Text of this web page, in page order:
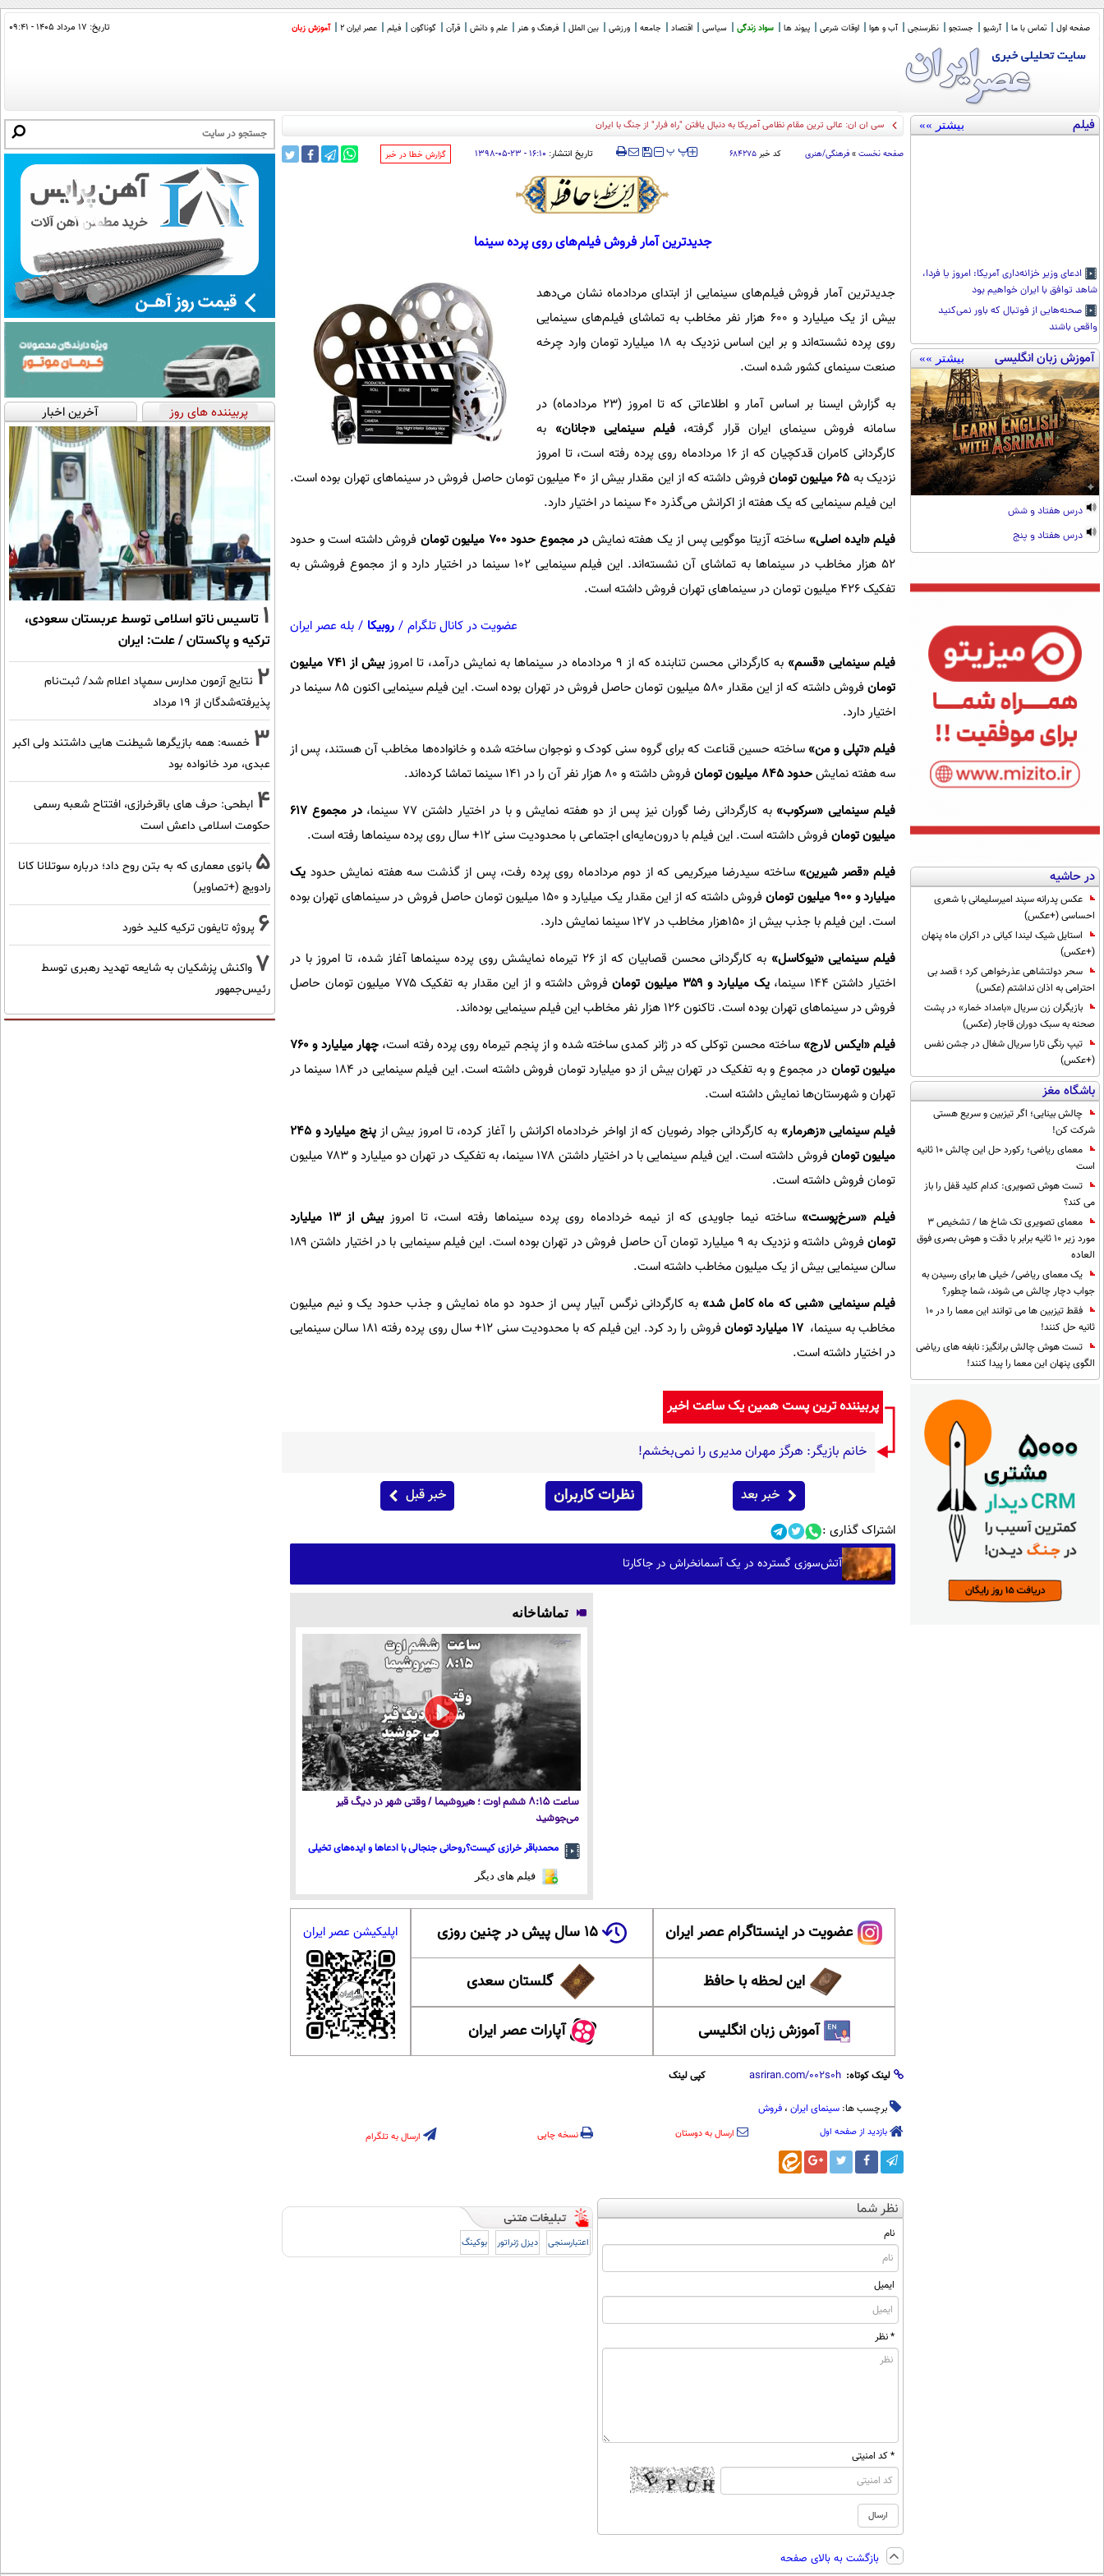
صفحه اول تماس با ما آرشیو جستجو نظرسنجی آب و هوا اوقات شرعی پیوند ها سواد زندگی سیاسی اقتصاد جامعه ورزشی بین الملل فرهنگ و هنر علم و دانش قرآن گوناگون فیلم عصر ایران 2 آموزش زبان تاریخ: ۱۷ مرداد ۱۴۰۵ - ۰۹:۴۱
فیلم بیشتر »»
ادعای وزیر خزانه‌داری آمریکا: امروز یا فردا،
شاهد توافق با ایران خواهیم بود
صحنه‌هایی از فوتبال که باور نمی‌کنید
واقعی باشند
آموزش زبان انگلیسی بیشتر »»
درس هفتاد و شش
درس هفتاد و پنج
در حاشیه
عکس پدرانه سپند امیرسلیمانی با شعری
احساسی (+عکس)
استایل شیک لیندا کیانی در اکران ماه پنهان
(+عکس)
سحر دولتشاهی عذرخواهی کرد ؛ قصد بی
احترامی به اذان نداشتم (عکس)
بازیگران زن سریال «بامداد خمار» در پشت
صحنه به سبک دوران قاجار (عکس)
تیپ رنگی تارا سریال شغال در جشن نفس
(+عکس)
باشگاه مغز
چالش بینایی؛ اگر تیزبین و سریع هستی
شرکت کن!
معمای ریاضی؛ رکورد حل این چالش 10 ثانیه
است
تست هوش تصویری: کدام کلید قفل را باز
می کند؟
معمای تصویری تک شاخ ها / تشخیص 3
مورد زیر 10 ثانیه برابر با دقت و هوش بصری فوق
العاده
یک معمای ریاضی/ خیلی ها برای رسیدن به
جواب دچار چالش می شوند، شما چطور؟
فقط تیزبین ها می توانند این معما را در 10
ثانیه حل کنند!
تست هوش چالش برانگیز: نابغه های ریاضی
الگوی پنهان این معما را پیدا کنند!
نظر _
صفحه نخست » فرهنگی/هنری کد خبر۶۸۴۲۷۵ ‍‍‍ پ پ تاریخ انتشار: ۱۶:۱۰ - ۲۳-۰۵-۱۳۹۸ ‌گزارش خطا در خبر
جدیدترین آمار فروش فیلم‌های روی پرده سینما
جدیدترین آمار فروش فیلم‌های سینمایی از ابتدای مردادماه نشان می‌دهد
بیش از یک میلیارد و ۶۰۰ هزار نفر مخاطب به تماشای فیلم‌های سینمایی
روی پرده نشسته‌اند و بر این اساس نزدیک به ۱۸ میلیارد تومان وارد چرخه
صنعت سینمای کشور شده است.
به گزارش ایسنا بر اساس آمار و اطلاعاتی که تا امروز (۲۳ مردادماه) در
سامانه فروش سینمای ایران قرار گرفته،فیلم سینمایی «جانان» به
کارگردانی کامران قدکچیان که از ۱۶ مردادماه روی پرده رفته است، تا امروز
نزدیک به ۶۵ میلیون تومان
فروش داشته که از این مقدار بیش از ۴۰ میلیون تومان حاصل فروش در سینماهای تهران بوده است.
این فیلم سینمایی که یک هفته از اکرانش می‌گذرد ۴۰ سینما در اختیار دارد.
فیلم «ایده اصلی» ساخته آزیتا موگویی پس از یک هفته نمایش در مجموع حدود ۷۰۰ میلیون تومان
فروش داشته است و حدود
۵۲ هزار مخاطب در سینماها به تماشای آن نشسته‌اند. این فیلم سینمایی ۱۰۲ سینما در اختیار دارد و از مجموع فروشش به
تفکیک ۴۲۶ میلیون تومان در سینماهای تهران فروش داشته است.
عضویت در کانال تلگرام / روبیکا / بله عصر ایران
فیلم سینمایی «قسم» به کارگردانی محسن تنابنده که از ۹ مردادماه در سینماها به نمایش درآمد، تا امروز
بیش از ۷۴۱ میلیون
تومان
فروش داشته که از این مقدار ۵۸۰ میلیون تومان حاصل فروش در تهران بوده است. این فیلم سینمایی اکنون ۸۵ سینما در
اختیار دارد.
فیلم «تپلی و من»ساخته حسین قناعت که برای گروه سنی کودک و نوجوان ساخته شده و خانواده‌ها مخاطب آن هستند، پس از
سه هفته نمایشحدود ۸۴۵ میلیون تومان
فروش داشته و ۸۰ هزار نفر آن را در ۱۴۱ سینما تماشا کرده‌اند.
فیلم سینمایی «سرکوب» به کارگردانی رضا گوران نیز پس از دو هفته نمایش و با در اختیار داشتن ۷۷ سینما،
در مجموع ۶۱۷
میلیون تومان فروش داشته است. این فیلم با درون‌مایه‌ای اجتماعی با محدودیت سنی ۱۲+ سال روی پرده سینماها رفته است.
فیلم «قصر شیرین» ساخته سیدرضا میرکریمی که از دوم مردادماه روی پرده رفت، پس از گذشت سه هفته نمایش حدود یک
میلیارد و ۹۰۰ میلیون تومان
فروش داشته که از این مقدار یک میلیارد و ۱۵۰ میلیون تومان حاصل فروش در سینماهای تهران بوده
است. این فیلم با جذب بیش از ۱۵۰هزار مخاطب در ۱۲۷ سینما نمایش دارد.
فیلم سینمایی «نیوکاسل»
به کارگردانی محسن قصابیان که از ۲۶ تیرماه نمایشش روی پرده سینماها آغاز شده، تا امروز با در
اختیار داشتن ۱۴۴ سینما،
یک میلیارد و ۳۵۹ میلیون تومان
فروش داشته و از این مقدار به تفکیک ۷۷۵ میلیون تومان حاصل
فروش در سینماهای تهران بوده است. تاکنون ۱۲۶ هزار نفر مخاطب این فیلم سینمایی بوده‌اند.
فیلم «ایکس لارج» ساخته محسن توکلی که در ژانر کمدی ساخته شده و از پنجم تیرماه روی پرده رفته است،
چهار میلیارد و ۷۶۰
میلیون تومان
در مجموع و به تفکیک در تهران بیش از دو میلیارد تومان فروش داشته است. این فیلم سینمایی در ۱۸۴ سینما در
تهران و شهرستان‌ها نمایش داشته است.
فیلم سینمایی «زهرمار» به کارگردانی جواد رضویان که از اواخر خردادماه اکرانش را آغاز کرده، تا امروز بیش از
پنج میلیارد و ۲۴۵
میلیون تومان
فروش داشته است. این فیلم سینمایی با در اختیار داشتن ۱۷۸ سینما، به تفکیک در تهران دو میلیارد و ۷۸۳ میلیون
تومان فروش داشته است.
فیلم «سرخ‌پوست»ساخته نیما جاویدی که از نیمه خردادماه روی پرده سینماها رفته است، تا امروز
بیش از ۱۳ میلیارد
تومان
فروش داشته و نزدیک به ۹ میلیارد تومان آن حاصل فروش در تهران بوده است. این فیلم سینمایی با در اختیار داشتن ۱۸۹
سالن سینمایی بیش از یک میلیون مخاطب داشته است.
فیلم سینمایی «شبی که ماه کامل شد» به کارگردانی نرگس آبیار پس از حدود دو ماه نمایش و جذب حدود یک و نیم میلیون
مخاطب به سینما،۱۷ میلیارد تومان
فروش را رد کرد. این فیلم که با محدودیت سنی ۱۲+ سال روی پرده رفته ۱۸۱ سالن سینمایی
در اختیار داشته است.
پربیننده ترین پست همین یک ساعت اخیر
خانم بازیگر: هرگز مهران مدیری را نمی‌بخشم!
خبر بعد نظرات کاربران خبر قبل
اشتراک گذاری :
آتش‌سوزی گسترده در یک آسمانخراش در جاکارتا
تماشاخانه
ساعت ۸:۱۵ ششم اوت ؛ هیروشیما / وقتی شهر در دیگ قیر
می‌جوشید
محمدباقر خرازی کیست؟روحانی جنجالی با ادعاها و ایده‌های تخیلی
فیلم های دیگر
عضویت در اینستاگرام عصر ایران ۱۵ سال پیش در چنین روزی
این لحظه با حافظ گلستان سعدی
آموزش زبان انگلیسی آپارات عصر ایران
اپلیکیشن عصر ایران
لینک کوتاه: کپی لینک
برچسب ها: سینمای ایران ، فروش
بازدید از صفحه اول ارسال به دوستان نسخه چاپی ارسال به تلگرام
نظر شما
نام
ایمیل
* نظر
* کد امنیتی
اعتبارسنجی دیزل ژنراتور بوکینگ
بازگشت به بالای صفحه
پربیننده های روز آخرین اخبار
1 تاسیس ناتو اسلامی توسط عربستان سعودی،
ترکیه و پاکستان / علت: ایران
2 نتایج آزمون مدارس سمپاد اعلام شد/ ثبت‌نام
پذیرفته‌شدگان از ۱۹ مرداد
3 خمسه: همه بازیگرها شیطنت هایی داشتند ولی اکبر
عبدی، مرد خانواده بود
4 ابطحی: حرف های باقرخرازی، افتتاح شعبه رسمی
حکومت اسلامی داعش است
5 بانوی معماری که به بتن روح داد؛ درباره سوتلانا کانا
رادویچ (+تصاویر)
6 پروژه تایفون ترکیه کلید خورد
7 واکنش پزشکیان به شایعه تهدید رهبری توسط
رئیس‌جمهور